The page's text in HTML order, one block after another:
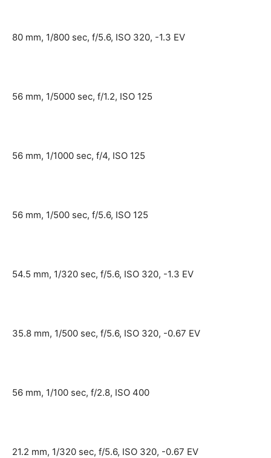
80 mm, 1/800 sec, f/5.6, ISO 320, -1.3 EV
56 mm, 1/5000 sec, f/1.2, ISO 125
56 mm, 1/1000 sec, f/4, ISO 125
56 mm, 1/500 sec, f/5.6, ISO 125
54.5 mm, 1/320 sec, f/5.6, ISO 320, -1.3 EV
35.8 mm, 1/500 sec, f/5.6, ISO 320, -0.67 EV
56 mm, 1/100 sec, f/2.8, ISO 400
21.2 mm, 1/320 sec, f/5.6, ISO 320, -0.67 EV